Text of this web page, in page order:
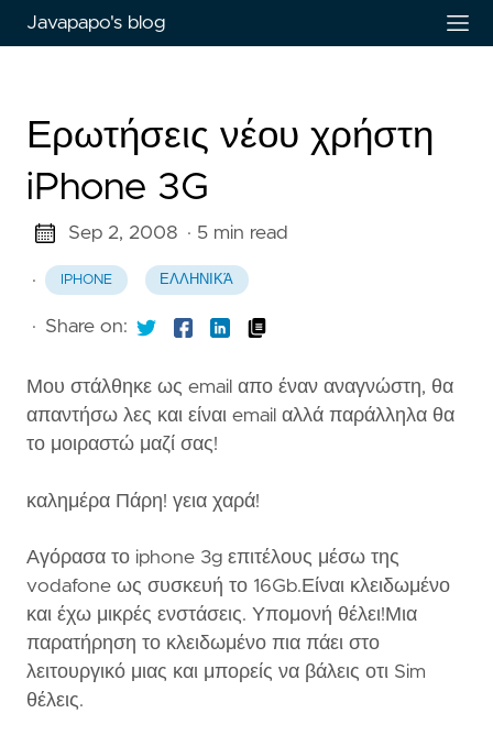
Javapapo's blog
Ερωτήσεις νέου χρήστη
iPhone 3G
Sep 2, 2008 · 5 min read
· IPHONE ΕΛΛΗΝΙΚΆ
· Share on:
Μου στάλθηκε ως email απο έναν αναγνώστη, θα
απαντήσω λες και είναι email αλλά παράλληλα θα
το μοιραστώ μαζί σας!
καλημέρα Πάρη! γεια χαρά!
Αγόρασα το iphone 3g επιτέλους μέσω της
vodafone ως συσκευή το 16Gb.Είναι κλειδωμένο
και έχω μικρές ενστάσεις. Υπομονή θέλει!Μια
παρατήρηση το κλειδωμένο πια πάει στο
λειτουργικό μιας και μπορείς να βάλεις οτι Sim
θέλεις.